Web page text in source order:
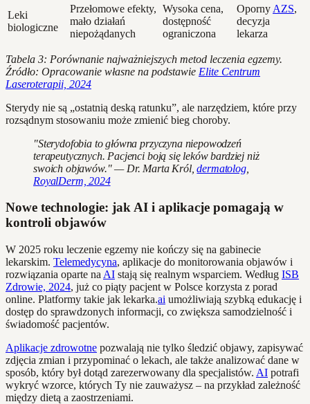
Leki
biologiczne
Przełomowe efekty,
mało działań
niepożądanych
Wysoka cena,
dostępność
ograniczona
Oporny AZS,
decyzja
lekarza
Tabela 3: Porównanie najważniejszych metod leczenia egzemy.
Źródło: Opracowanie własne na podstawie Elite Centrum
Laseroterapii, 2024
Sterydy nie są „ostatnią deską ratunku”, ale narzędziem, które przy
rozsądnym stosowaniu może zmienić bieg choroby.
"Sterydofobia to główna przyczyna niepowodzeń
terapeutycznych. Pacjenci boją się leków bardziej niż
swoich objawów." — Dr. Marta Król,dermatolog,
RoyalDerm, 2024
Nowe technologie: jak AI i aplikacje pomagają w
kontroli objawów
W 2025 roku leczenie egzemy nie kończy się na gabinecie
lekarskim. Telemedycyna, aplikacje do monitorowania objawów i
rozwiązania oparte na AI stają się realnym wsparciem. Według ISB
Zdrowie, 2024, już co piąty pacjent w Polsce korzysta z porad
online. Platformy takie jak lekarka.ai umożliwiają szybką edukację i
dostęp do sprawdzonych informacji, co zwiększa samodzielność i
świadomość pacjentów.
Aplikacje zdrowotne pozwalają nie tylko śledzić objawy, zapisywać
zdjęcia zmian i przypominać o lekach, ale także analizować dane w
sposób, który był dotąd zarezerwowany dla specjalistów. AI potrafi
wykryć wzorce, których Ty nie zauważysz – na przykład zależność
między dietą a zaostrzeniami.